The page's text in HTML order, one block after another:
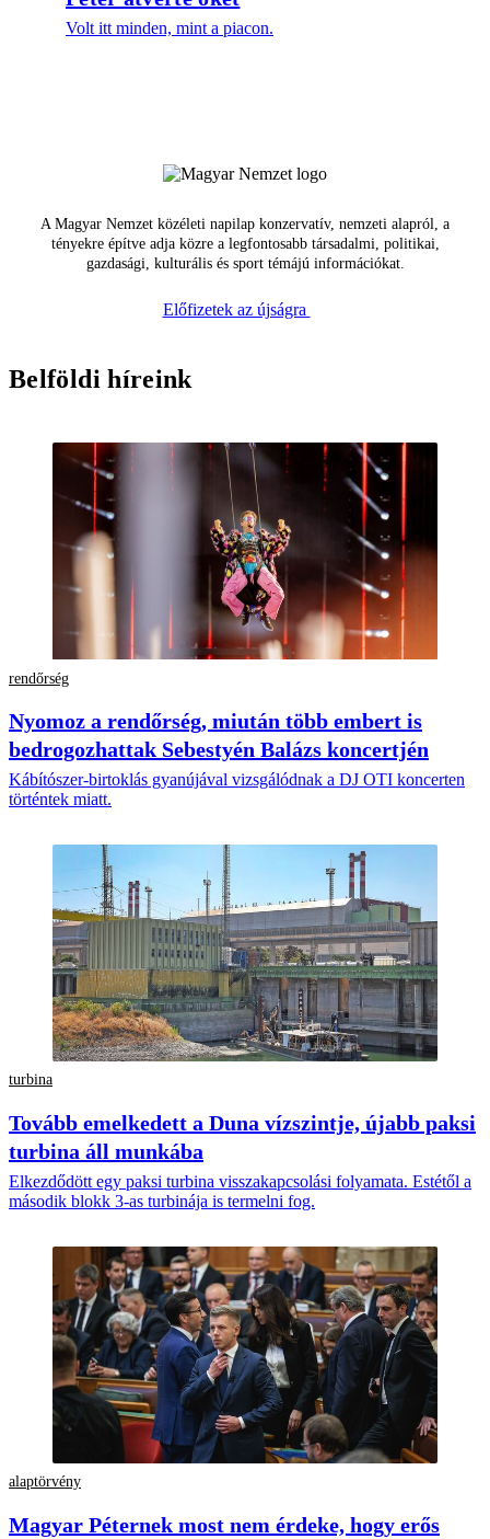
Volt itt minden, mint a piacon.
A Magyar Nemzet közéleti napilap konzervatív, nemzeti alapról, a
tényekre építve adja közre a legfontosabb társadalmi, politikai,
gazdasági, kulturális és sport témájú információkat.
Előfizetek az újságra
Belföldi híreink
rendőrség
Nyomoz a rendőrség, miután több embert is
bedrogozhattak Sebestyén Balázs koncertjén
Kábítószer-birtoklás gyanújával vizsgálódnak a DJ OTI koncerten
történtek miatt.
turbina
Tovább emelkedett a Duna vízszintje, újabb paksi
turbina áll munkába
Elkezdődött egy paksi turbina visszakapcsolási folyamata. Estétől a
második blokk 3-as turbinája is termelni fog.
alaptörvény
Magyar Péternek most nem érdeke, hogy erős